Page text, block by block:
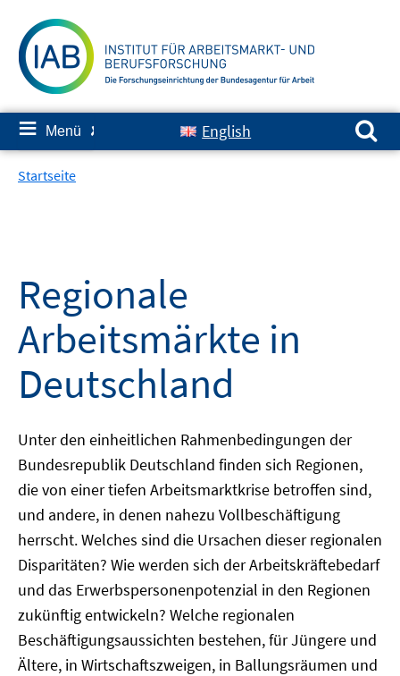
zum
Inhalt
≡ Menü ✘ English
Suchen nach:
Startseite
Regionale
Arbeitsmärkte in
Deutschland
Unter den einheitlichen Rahmenbedingungen der
Bundesrepublik Deutschland finden sich Regionen,
die von einer tiefen Arbeitsmarktkrise betroffen sind,
und andere, in denen nahezu Vollbeschäftigung
herrscht. Welches sind die Ursachen dieser regionalen
Disparitäten? Wie werden sich der Arbeitskräftebedarf
und das Erwerbspersonenpotenzial in den Regionen
zukünftig entwickeln? Welche regionalen
Beschäftigungsaussichten bestehen, für Jüngere und
Ältere, in Wirtschaftszweigen, in Ballungsräumen und